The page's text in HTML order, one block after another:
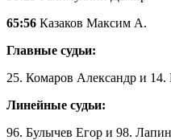
65:56 Казаков Максим А.
Главные судьи:
25. Комаров Александр и
Линейные судьи:
96. Булычев Егор и 98.